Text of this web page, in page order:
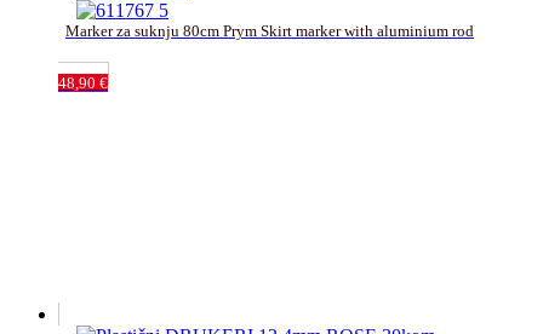
Marker za suknju 80cm Prym Skirt marker with aluminium rod
48,90 €